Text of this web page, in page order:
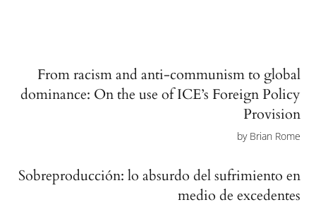
From racism and anti-communism to global
dominance: On the use of ICE’s Foreign Policy
Provision
by Brian Rome
Sobreproducción: lo absurdo del sufrimiento en
medio de excedentes